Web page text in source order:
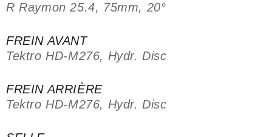
R Raymon 25.4, 75mm, 20°
FREIN AVANT
Tektro HD-M276, Hydr. Disc
FREIN ARRIÈRE
Tektro HD-M276, Hydr. Disc